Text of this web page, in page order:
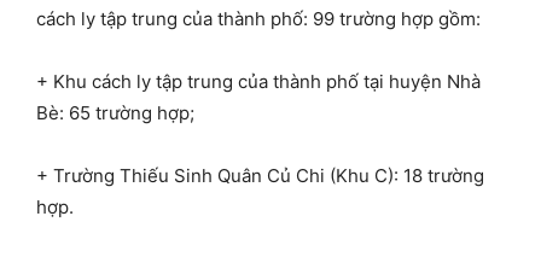
cách ly tập trung của thành phố: 99 trường hợp gồm:
+ Khu cách ly tập trung của thành phố tại huyện Nhà
Bè: 65 trường hợp;
+ Trường Thiếu Sinh Quân Củ Chi (Khu C): 18 trường
hợp.